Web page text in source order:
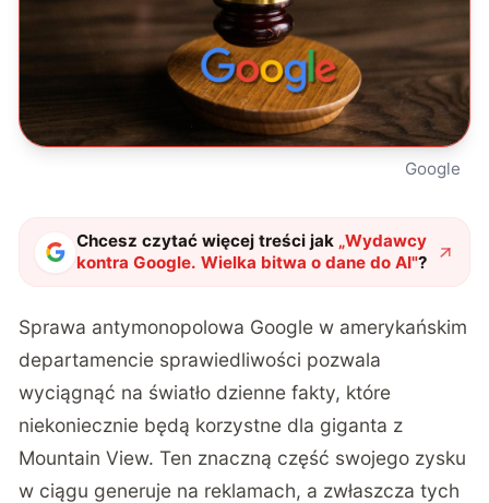
Google
Chcesz czytać więcej treści jak „Wydawcy
kontra Google. Wielka bitwa o dane do AI"?
Sprawa antymonopolowa Google w amerykańskim
departamencie sprawiedliwości pozwala
wyciągnąć na światło dzienne fakty, które
niekoniecznie będą korzystne dla giganta z
Mountain View. Ten znaczną część swojego zysku
w ciągu generuje na reklamach, a zwłaszcza tych